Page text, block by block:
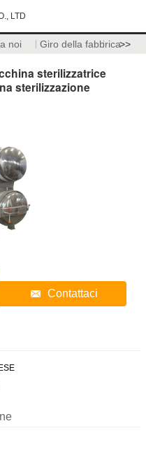
LTD
noi Giro della fabbrica>>
sterilizzatrice
sterilizzazione
Contattaci